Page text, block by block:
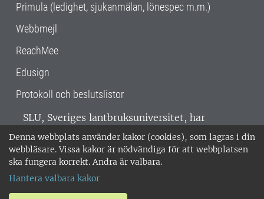
Denna webbplats använder kakor (cookies), som lagras i din
webbläsare. Vissa kakor är nödvändiga för att webbplatsen
ska fungera korrekt. Andra är valbara.
Hantera valbara kakor
Primula (ledighet, sjukanmälan, lönespec m.m.)
Webbmejl
ReachMee
Edusign
Protokoll och beslutslistor
SLU, Sveriges lantbruksuniversitet, har
verksamhet över hela Sverige. Huvudorter är
Alnarp, Uppsala och Umeå.SLU är
miljöcertifierat enligt ISO 14001. •
018-67 10 00 • Org nr: 202100-2817 •